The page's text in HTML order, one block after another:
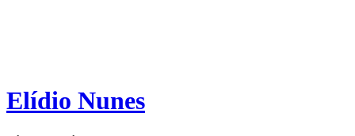
Elídio Nunes